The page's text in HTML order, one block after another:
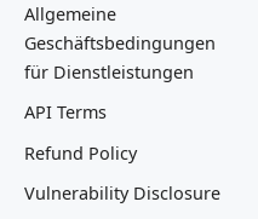
Allgemeine
Geschäftsbedingungen
für Dienstleistungen
API Terms
Refund Policy
Vulnerability Disclosure